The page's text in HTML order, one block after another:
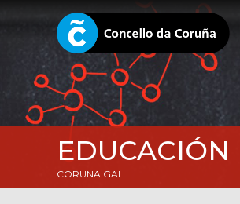
EDUCACIÓN
CORUNA.GAL